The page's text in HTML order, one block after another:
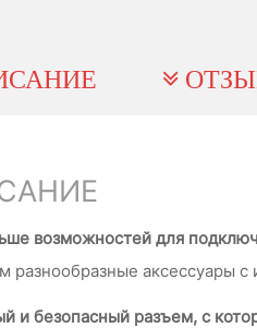
возможностей для
разнообразные аксессуары
и безопасный разъем, с